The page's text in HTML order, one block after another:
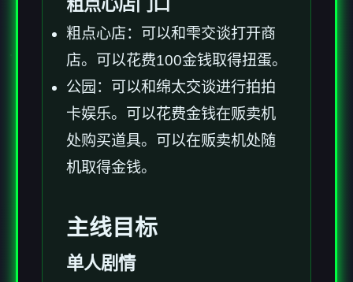
粗点心店门口
粗点心店：可以和雫交谈打开商
店。可以花费100金钱取得扭蛋。
公园：可以和绵太交谈进行拍拍
卡娱乐。可以花费金钱在贩卖机
处购买道具。可以在贩卖机处随
机取得金钱。
主线目标
单人剧情